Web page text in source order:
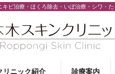
キビ治療・ほくろ除去・いぼ治療・シワ・
リニック紹介 診療案内